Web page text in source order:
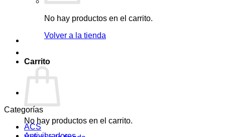
No hay productos en el carrito.
Volver a la tienda
Carrito
No hay productos en el carrito.
Categorías
ACS